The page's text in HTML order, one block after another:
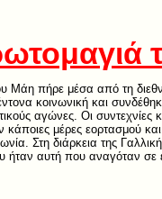
Μάη πήρε μέσα από τη
κοινωνική και
αγώνες. Οι συντεχνίες
μέρες εορτασμού
Στη διάρκεια της
ήταν αυτή που αναγόταν σε